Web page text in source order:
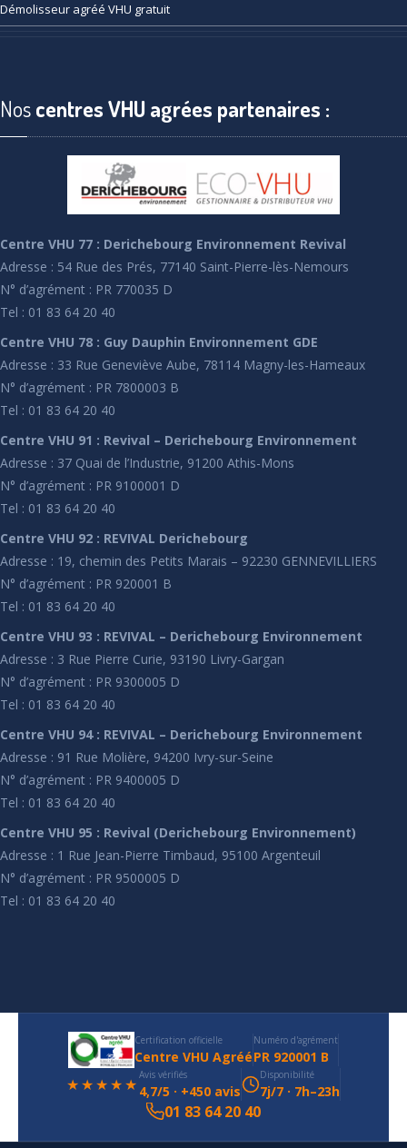
Démolisseur agréé VHU gratuit
Noscentres VHU agrées partenaires :
Centre VHU 77 : Derichebourg Environnement Revival
Adresse : 54 Rue des Prés, 77140 Saint-Pierre-lès-Nemours
N° d’agrément : PR 770035 D
Tel : 01 83 64 20 40
Centre VHU 78 : Guy Dauphin Environnement GDE
Adresse : 33 Rue Geneviève Aube, 78114 Magny-les-Hameaux
N° d’agrément : PR 7800003 B
Tel : 01 83 64 20 40
Centre VHU 91 : Revival – Derichebourg Environnement
Adresse : 37 Quai de l’Industrie, 91200 Athis-Mons
N° d’agrément : PR 9100001 D
Tel : 01 83 64 20 40
Centre VHU 92 : REVIVAL Derichebourg
Adresse : 19, chemin des Petits Marais – 92230 GENNEVILLIERS
N° d’agrément : PR 920001 B
Tel : 01 83 64 20 40
Centre VHU 93 : REVIVAL – Derichebourg Environnement
Adresse : 3 Rue Pierre Curie, 93190 Livry-Gargan
N° d’agrément : PR 9300005 D
Tel : 01 83 64 20 40
Centre VHU 94 : REVIVAL – Derichebourg Environnement
Adresse : 91 Rue Molière, 94200 Ivry-sur-Seine
N° d’agrément : PR 9400005 D
Tel : 01 83 64 20 40
Centre VHU 95 : Revival (Derichebourg Environnement)
Adresse : 1 Rue Jean-Pierre Timbaud, 95100 Argenteuil
N° d’agrément : PR 9500005 D
Tel : 01 83 64 20 40
Certification officielle
Centre VHU Agréé
Numéro d'agrément
PR 920001 B
★★★★★ Avis vérifiés
4,7/5 · +450 avis
Disponibilité
7j/7 · 7h–23h
01 83 64 20 40